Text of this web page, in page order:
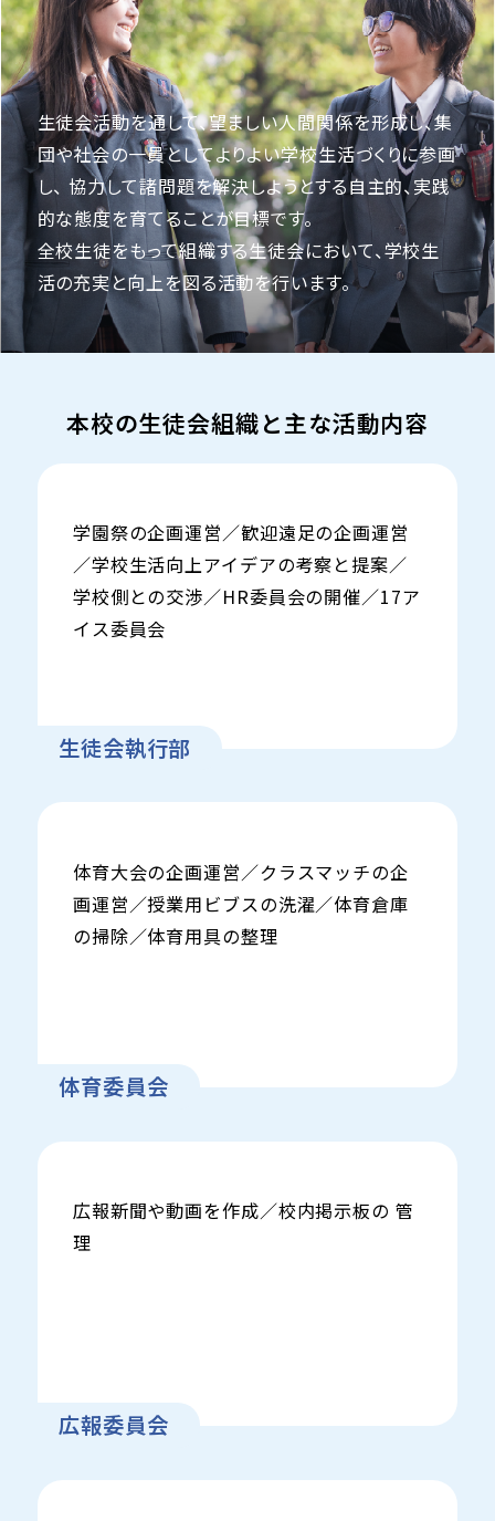
生徒会活動を通して、望ましい人間関係を形成し、集
団や社会の一員としてよりよい学校生活づくりに参画
し、 協力して諸問題を解決しようとする自主的、実践
的な態度を育てることが目標です。
全校生徒をもって組織する生徒会において、学校生
活の充実と向上を図る活動を行います。
本校の生徒会組織と主な活動内容
学園祭の企画運営／歓迎遠足の企画運営
／学校生活向上アイデアの考察と提案／
学校側との交渉／HR委員会の開催／17ア
イス委員会
生徒会執行部
体育大会の企画運営／クラスマッチの企
画運営／授業用ビブスの洗濯／体育倉庫
の掃除／体育用具の整理
体育委員会
広報新聞や動画を作成／校内掲示板の 管
理
広報委員会